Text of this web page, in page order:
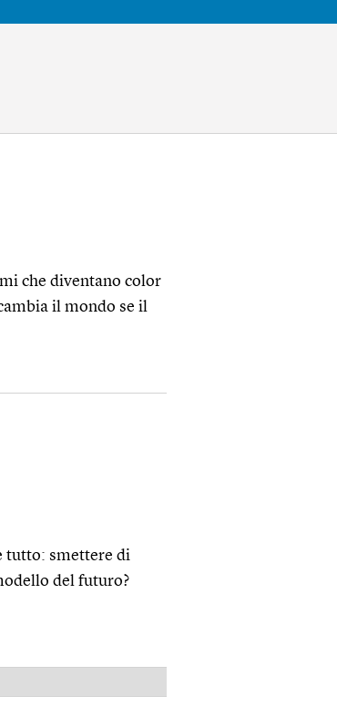
che diventano color
il mondo se il
tutto: smettere di
del futuro?